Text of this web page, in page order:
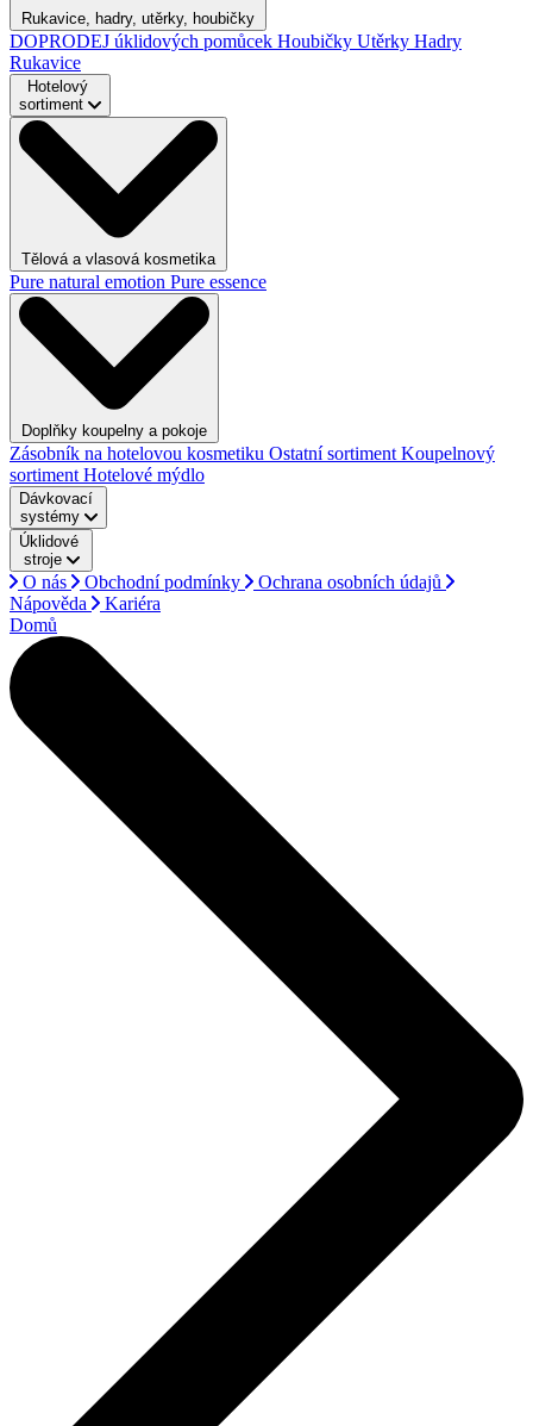
Rukavice, hadry, utěrky, houbičky
DOPRODEJ úklidových pomůcek Houbičky Utěrky Hadry
Rukavice
Hotelový
sortiment
Tělová a vlasová kosmetika
Pure natural emotion Pure essence
Doplňky koupelny a pokoje
Zásobník na hotelovou kosmetiku Ostatní sortiment Koupelnový
sortiment Hotelové mýdlo
Dávkovací
systémy
Úklidové
stroje
O nás Obchodní podmínky
Ochrana osobních údajů
Nápověda
Kariéra
Domů